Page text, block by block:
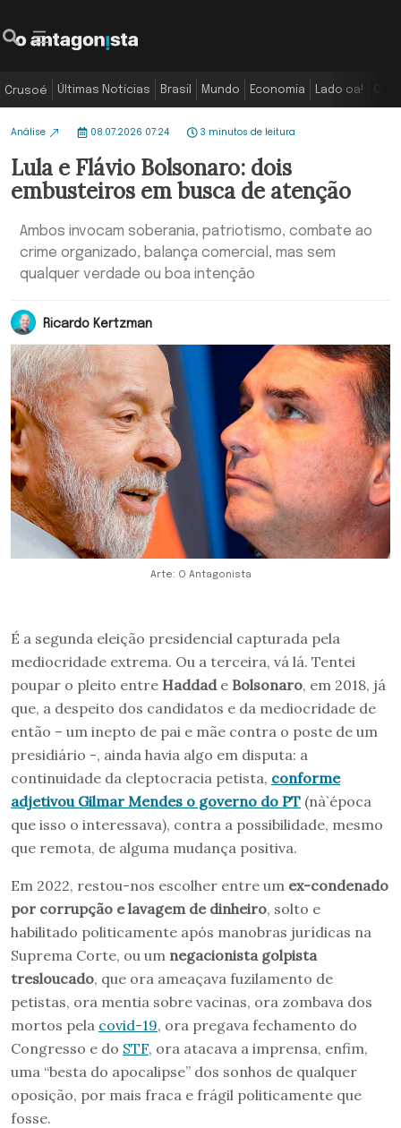
Crusoé Últimas Notícias Brasil Mundo Economia Lado oa!
Análise 08.07.2026 07:24 3 minutos de leitura
Lula e Flávio Bolsonaro: dois
embusteiros em busca de atenção
Ambos invocam soberania, patriotismo, combate ao
crime organizado, balança comercial, mas sem
qualquer verdade ou boa intenção
Ricardo Kertzman
Arte: O Antagonista
É a segunda eleição presidencial capturada pela
mediocridade extrema. Ou a terceira, vá lá. Tentei
poupar o pleito entre Haddad e Bolsonaro, em 2018, já
que, a despeito dos candidatos e da mediocridade de
então – um inepto de pai e mãe contra o poste de um
presidiário -, ainda havia algo em disputa: a
continuidade da cleptocracia petista, conforme
adjetivou Gilmar Mendes o governo do PT (nà`época
que isso o interessava), contra a possibilidade, mesmo
que remota, de alguma mudança positiva.
Em 2022, restou-nos escolher entre um ex-condenado
por corrupção e lavagem de dinheiro, solto e
habilitado politicamente após manobras jurídicas na
Suprema Corte, ou um negacionista golpista
tresloucado, que ora ameaçava fuzilamento de
petistas, ora mentia sobre vacinas, ora zombava dos
mortos pela covid-19, ora pregava fechamento do
Congresso e do STF, ora atacava a imprensa, enfim,
uma “besta do apocalipse” dos sonhos de qualquer
oposição, por mais fraca e frágil politicamente que
fosse.